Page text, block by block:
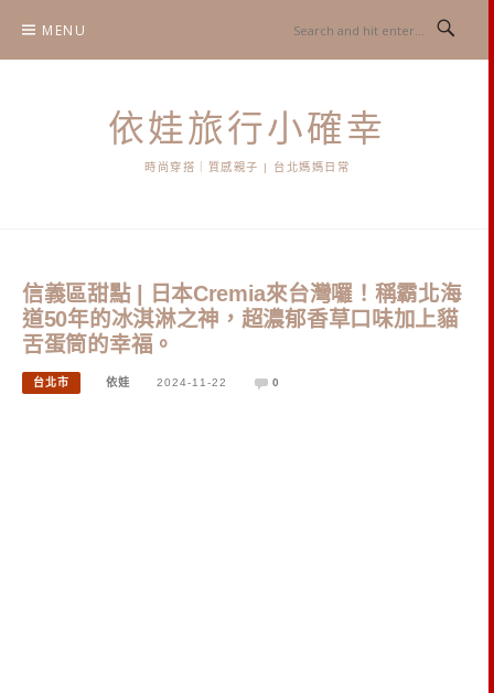
content
MENU
依娃旅行小確幸
時尚穿搭｜質感親子 | 台北媽媽日常
信義區甜點 | 日本Cremia來台灣囉！稱霸北海
道50年的冰淇淋之神，超濃郁香草口味加上貓
舌蛋筒的幸福。
台北市 依娃 2024-11-22 0